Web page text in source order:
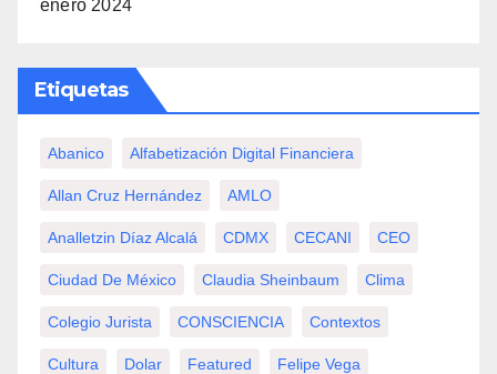
enero 2024
Etiquetas
Abanico Alfabetización Digital Financiera
Allan Cruz Hernández AMLO
Analletzin Díaz Alcalá CDMX CECANI CEO
Ciudad De México Claudia Sheinbaum Clima
Colegio Jurista CONSCIENCIA Contextos
Cultura Dolar Featured Felipe Vega